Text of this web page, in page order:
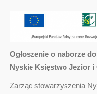
Ogłoszenie o naborze
Nyskie Księstwo Jezior i
Zarząd stowarzyszenia